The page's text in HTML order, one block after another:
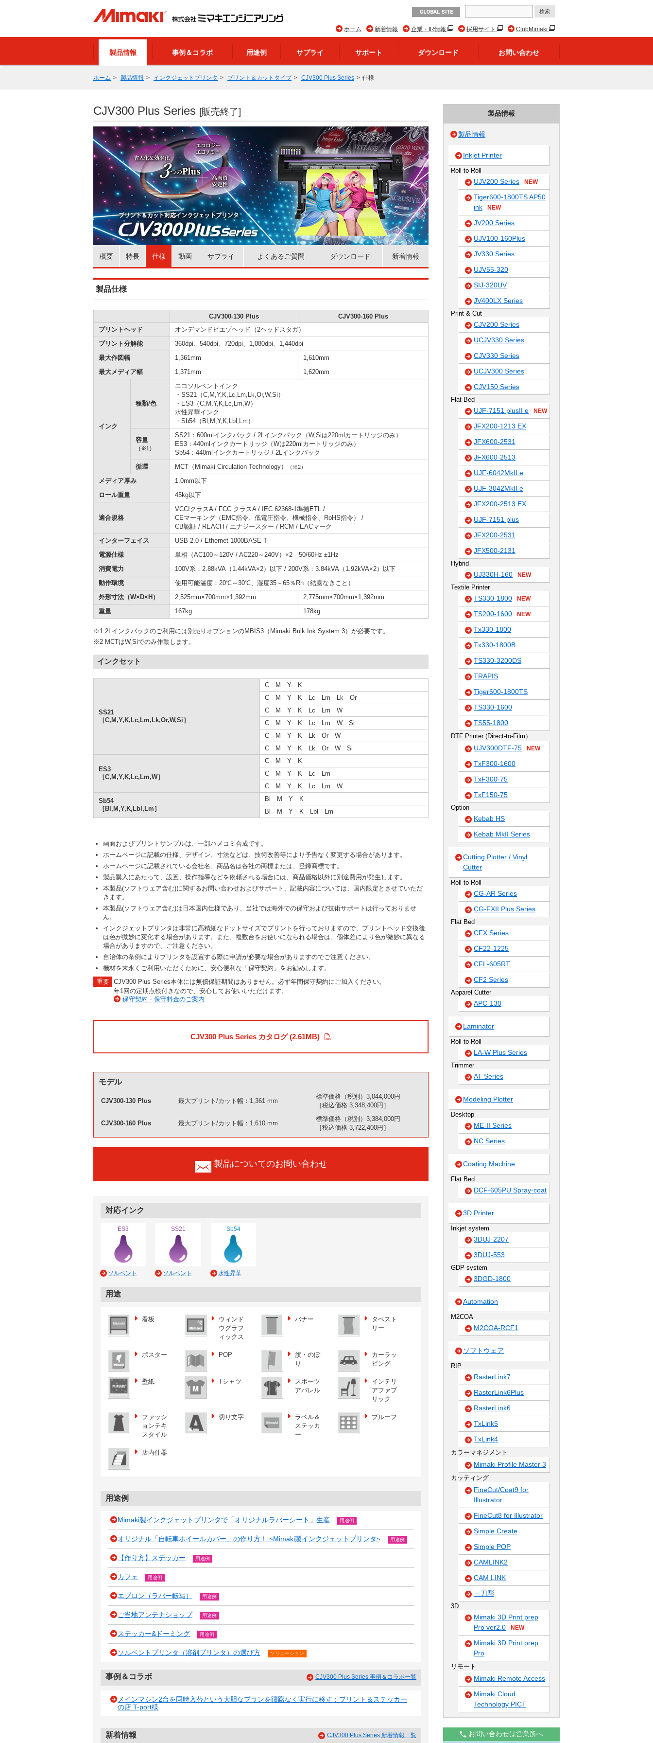
GLOBAL SITE
ClubMimaki
採用サイト
企業・IR情報
新着情報
ホーム
製品情報 事例＆コラボ 用途例 サプライ サポート ダウンロード お問い合わせ
ホーム 製品情報 インクジェットプリンタ プリント＆カットタイプ CJV300 Plus Series 仕様
CJV300 Plus Series [販売終了]
概要 特長 仕様 動画 サプライ よくあるご質問 ダウンロード 新着情報
製品仕様
CJV300-130 Plus
CJV300-160 Plus
プリントヘッド
オンデマンドピエゾヘッド（2ヘッドスタガ）
プリント分解能
360dpi、540dpi、720dpi、1,080dpi、1,440dpi
最大作図幅
1,361mm
1,610mm
最大メディア幅
1,371mm 1,620mm
インク
種類/色
エコソルベントインク
・SS21（C,M,Y,K,Lc,Lm,Lk,Or,W,Si）
・ES3（C,M,Y,K,Lc,Lm,W）
水性昇華インク
・Sb54（Bl,M,Y,K,Lbl,Lm）
容量
（※1）
SS21：600mlインクパック / 2Lインクパック（W,Siは220mlカートリッジのみ）
ES3：440mlインクカートリッジ（Wは220mlカートリッジのみ）
Sb54：440mlインクカートリッジ / 2Lインクパック
循環
MCT（Mimaki Circulation Technology） （※2）
メディア厚み
1.0mm以下
ロール重量
45kg以下
適合規格
VCCIクラスA / FCC クラスA / IEC 62368-1準拠ETL /
CEマーキング（EMC指令、低電圧指令、機械指令、RoHS指令） /
CB認証 / REACH / エナジースター / RCM / EACマーク
インターフェイス
USB 2.0 / Ethernet 1000BASE-T
電源仕様
単相（AC100～120V / AC220～240V）×2 50/60Hz ±1Hz
消費電力
100V系：2.88kVA（1.44kVA×2）以下 / 200V系：3.84kVA（1.92kVA×2）以下
動作環境
使用可能温度：20℃～30℃、湿度35～65％Rh（結露なきこと）
外形寸法（W×D×H）
2,525mm×700mm×1,392mm
2,775mm×700mm×1,392mm
重量
167kg 178kg
※1 2Lインクパックのご利用には別売りオプションのMBIS3（Mimaki Bulk Ink System 3）が必要です。
※2 MCTはW,Siでのみ作動します。
インクセット
SS21
［C,M,Y,K,Lc,Lm,Lk,Or,W,Si］
C M Y K
C M Y K Lc Lm Lk Or
C M Y K Lc Lm W
C M Y K Lc Lm W Si
C M Y K Lk Or W
C M Y K Lk Or W Si
ES3
［C,M,Y,K,Lc,Lm,W］
C M Y K
C M Y K Lc Lm
C M Y K Lc Lm W
Sb54
［Bl,M,Y,K,Lbl,Lm］
Bl M Y K
Bl M Y K Lbl Lm
画面およびプリントサンプルは、一部ハメコミ合成です。
ホームページに記載の仕様、デザイン、寸法などは、技術改善等により予告なく変更する場合があります。
ホームページに記載されている会社名、商品名は各社の商標または、登録商標です。
製品購入にあたって、設置、操作指導などを依頼される場合には、商品価格以外に別途費用が発生します。
本製品(ソフトウェア含む)に関するお問い合わせおよびサポート、記載内容については、国内限定とさせていただ
きます。
本製品(ソフトウェア含む)は日本国内仕様であり、当社では海外での保守および技術サポートは行っておりませ
ん。
インクジェットプリンタは非常に高精細なドットサイズでプリントを行っておりますので、プリントヘッド交換後
は色が微妙に変化する場合があります。また、複数台をお使いになられる場合は、個体差により色が微妙に異なる
場合がありますので、ご注意ください。
自治体の条例によりプリンタを設置する際に申請が必要な場合がありますのでご注意ください。
機材を末永くご利用いただくために、安心便利な「保守契約」をお勧めします。
CJV300 Plus Series本体には無償保証期間はありません。必ず年間保守契約にご加入ください。
年1回の定期点検付きなので、安心してお使いいただけます。
保守契約・保守料金のご案内
CJV300 Plus Series カタログ (2.61MB)
モデル
CJV300-130 Plus 最大プリント/カット幅：1,361 mm
標準価格（税別）3,044,000円
［税込価格 3,348,400円］
CJV300-160 Plus 最大プリント/カット幅：1,610 mm
標準価格（税別）3,384,000円
［税込価格 3,722,400円］
製品についてのお問い合わせ
対応インク
ES3
ソルベント
SS21
ソルベント
Sb54
水性昇華
用途
看板
ウィンド
ウグラフ
ィックス
バナー
タペスト
リー
ポスター POP
旗・のぼ
り
カーラッ
ピング
壁紙 Tシャツ
スポーツ
アパレル
インテリ
アファブ
リック
ファッシ
ョンテキ
スタイル
切り文字
ラベル＆
ステッカ
ー
プルーフ
店内什器
用途例
Mimaki製インクジェットプリンタで「オリジナルラバーシート」生産 用途例
オリジナル「自転車ホイールカバー」の作り方！ ~Mimaki製インクジェットプリンタ~ 用途例
【作り方】ステッカー 用途例
カフェ 用途例
エプロン（ラバー転写） 用途例
ご当地アンテナショップ 用途例
ステッカー&ドーミング 用途例
ソルベントプリンタ（溶剤プリンタ）の選び方 ソリューション
事例＆コラボ CJV300 Plus Series 事例＆コラボ一覧
メインマシン2台を同時入替という大胆なプランを躊躇なく実行に移す：プリント＆ステッカー
の店 T-port様
新着情報 CJV300 Plus Series 新着情報一覧
製品情報
製品情報
Inkjet Printer
Roll to Roll
UJV200 Series NEW
Tiger600-1800TS AP50
ink
NEW
JV200 Series
UJV100-160Plus
JV330 Series
UJV55-320
SIJ-320UV
JV400LX Series
Print & Cut
CJV200 Series
UCJV330 Series
CJV330 Series
UCJV300 Series
CJV150 Series
Flat Bed
UJF-7151 plusII e NEW
JFX200-1213 EX
JFX600-2531
JFX600-2513
UJF-6042MkII e
UJF-3042MkII e
JFX200-2513 EX
UJF-7151 plus
JFX200-2531
JFX500-2131
Hybrid
UJ330H-160 NEW
Textile Printer
TS330-1800 NEW
TS200-1600 NEW
Tx330-1800
Tx330-1800B
TS330-3200DS
TRAPIS
Tiger600-1800TS
TS330-1600
TS55-1800
DTF Printer (Direct-to-Film）
UJV300DTF-75 NEW
TxF300-1600
TxF300-75
TxF150-75
Option
Kebab HS
Kebab MkII Series
Cutting Plotter / Vinyl
Cutter
Roll to Roll
CG-AR Series
CG-FXII Plus Series
Flat Bed
CFX Series
CF22-1225
CFL-605RT
CF2 Series
Apparel Cutter
APC-130
Laminator
Roll to Roll
LA-W Plus Series
Trimmer
AT Series
Modeling Plotter
Desktop
ME-II Series
NC Series
Coating Machine
Flat Bed
DCF-605PU Spray-coat
3D Printer
Inkjet system
3DUJ-2207
3DUJ-553
GDP system
3DGD-1800
Automation
M2COA
M2COA-RCF1
ソフトウェア
RIP
RasterLink7
RasterLink6Plus
RasterLink6
TxLink5
TxLink4
カラーマネジメント
Mimaki Profile Master 3
カッティング
FineCut/Coat9 for
Illustrator
FineCut8 for Illustrator
Simple Create
Simple POP
CAMLINK2
CAM LINK
一刀彫
3D
Mimaki 3D Print prep
Pro ver2.0
NEW
Mimaki 3D Print prep
Pro
リモート
Mimaki Remote Access
Mimaki Cloud
Technology PICT
お問い合わせは営業所へ